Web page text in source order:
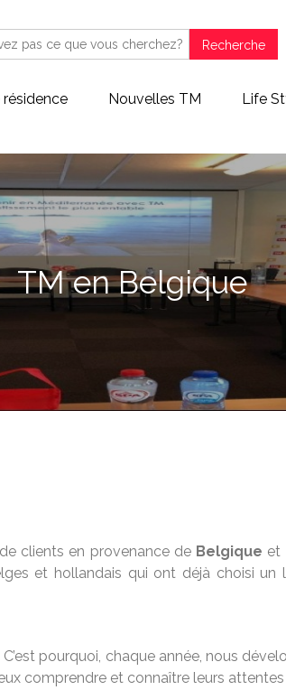
Recherche
Nouvelles TM Life
TM en Belgique
clients en provenance de Belgique et
et hollandais qui ont déjà choisi un
pourquoi, chaque année, nous
comprendre et connaître leurs attentes